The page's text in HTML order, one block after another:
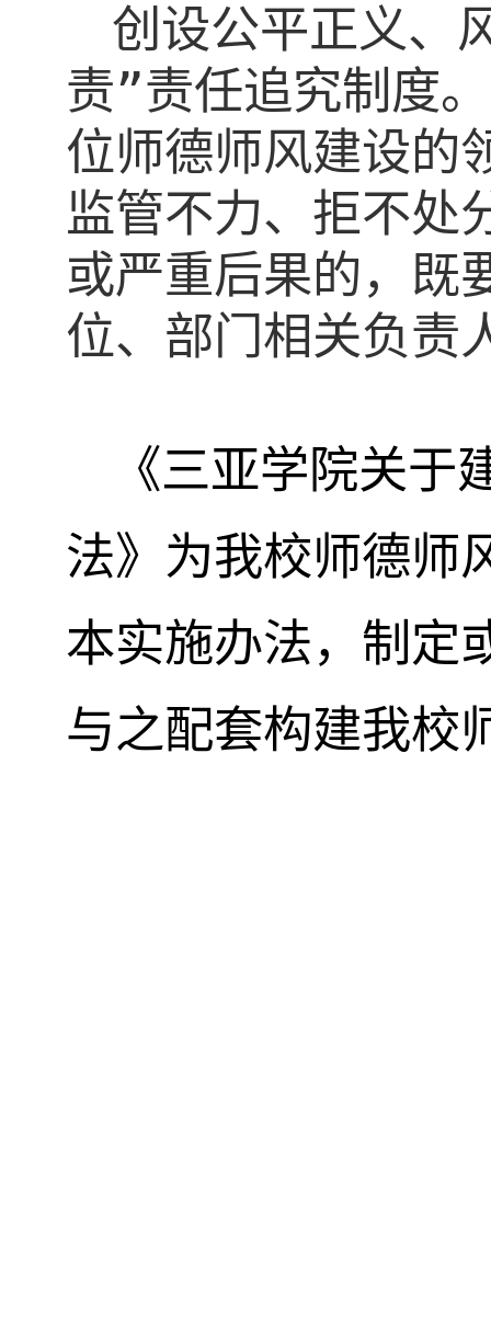
创设公平正义、
责”责任追究制度
位师德师风建设的
监管不力、拒不处
或严重后果的，既
位、部门相关负责
《三亚学院关
法》为我校师德师
本实施办法，制定
与之配套构建我校